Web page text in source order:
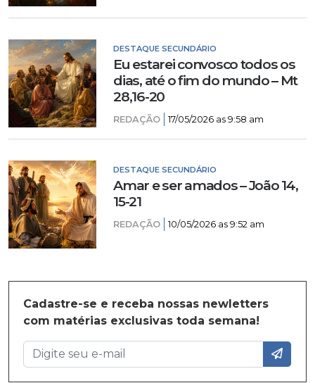
DESTAQUE SECUNDÁRIO
Eu estarei convosco todos os
dias, até o fim do mundo – Mt
28,16-20
REDAÇÃO 17/05/2026 as 9:58 am
DESTAQUE SECUNDÁRIO
Amar e ser amados – João 14,
15-21
REDAÇÃO 10/05/2026 as 9:52 am
Cadastre-se e receba nossas newletters
com matérias exclusivas toda semana!